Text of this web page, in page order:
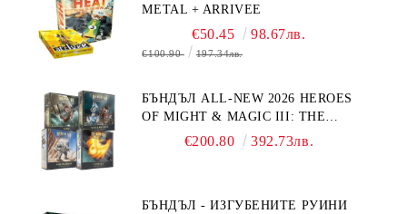
METAL + ARRIVEE
€50.45 98.67лв.
€100.90 197.34лв.
БЪНДЪЛ ALL-NEW 2026 HEROES
OF MIGHT & MAGIC III: THE
BOARD GAME EXPANSIONS -
€200.80 392.73лв.
БЪНДЪЛ - ИЗГУБЕНИТЕ РУИНИ